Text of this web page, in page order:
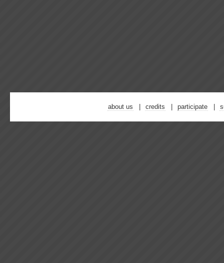
about us credits participate